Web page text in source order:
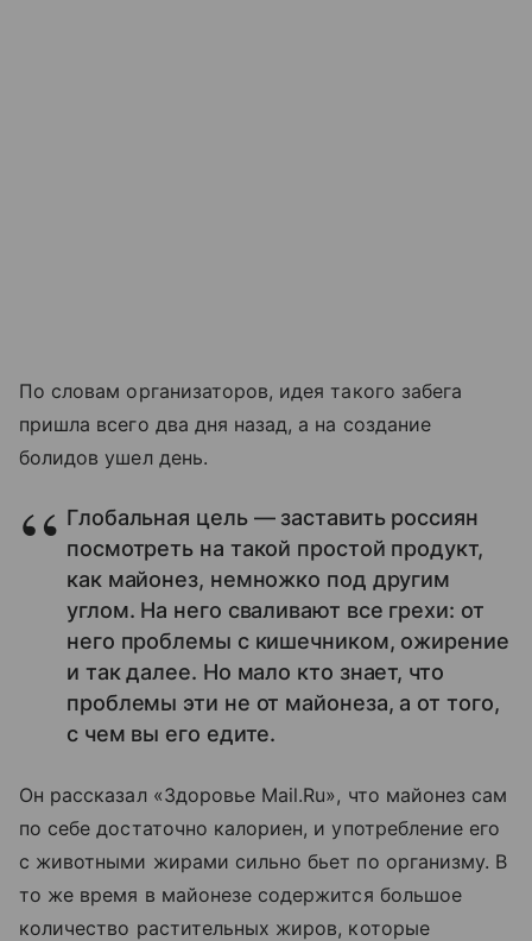
По словам организаторов, идея такого забега
пришла всего два дня назад, а на создание
болидов ушел день.
Глобальная цель — заставить россиян
посмотреть на такой простой продукт,
как майонез, немножко под другим
углом. На него сваливают все грехи: от
него проблемы с кишечником, ожирение
и так далее. Но мало кто знает, что
проблемы эти не от майонеза, а от того,
с чем вы его едите.
Он рассказал «Здоровье Mail.Ru», что майонез сам
по себе достаточно калориен, и употребление его
с животными жирами сильно бьет по организму. В
то же время в майонезе содержится большое
количество растительных жиров, которые